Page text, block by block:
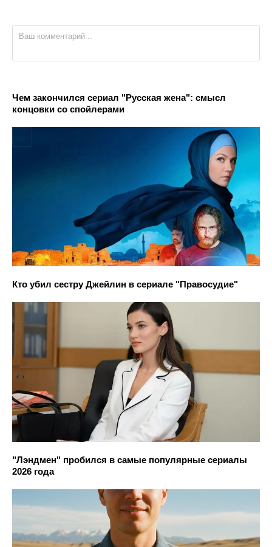
Чем закончился сериал "Русская жена": смысл
концовки со спойлерами
Кто убил сестру Джейлин в сериале "Правосудие"
"Лэндмен" пробился в самые популярные сериалы
2026 года